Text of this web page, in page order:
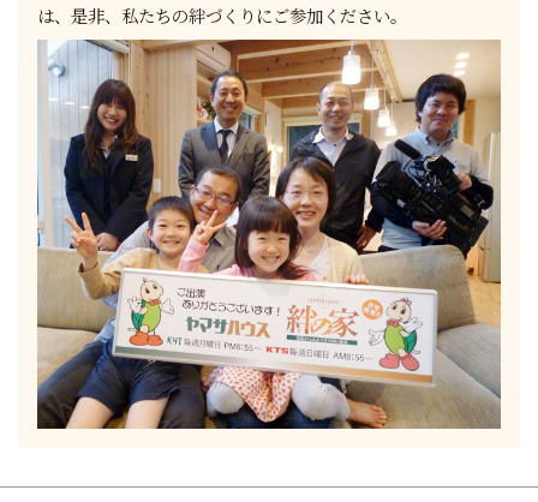
は、是非、私たちの絆づくりにご参加ください。